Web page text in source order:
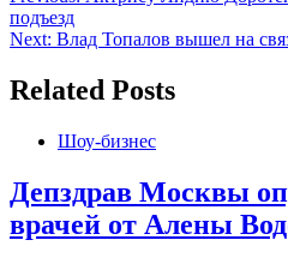
по
подъезд
Next: Влад Топалов вышел на
Related Posts
Шоу-бизнес
Депздрав Москвы
врачей от Алены